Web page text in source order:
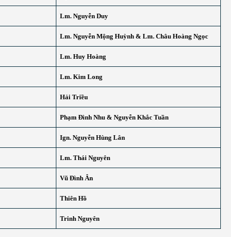
Lm. Nguyễn Duy
Lm. Nguyễn Mộng Huỳnh & Lm. Châu Hoàng Ngọc
Lm. Huy Hoàng
Lm. Kim Long
Hải Triều
Phạm Đình Nhu & Nguyễn Khắc Tuần
Ign. Nguyễn Hùng Lân
Lm. Thái Nguyên
Vũ Đình Ân
Thiên Hồ
Trinh Nguyên